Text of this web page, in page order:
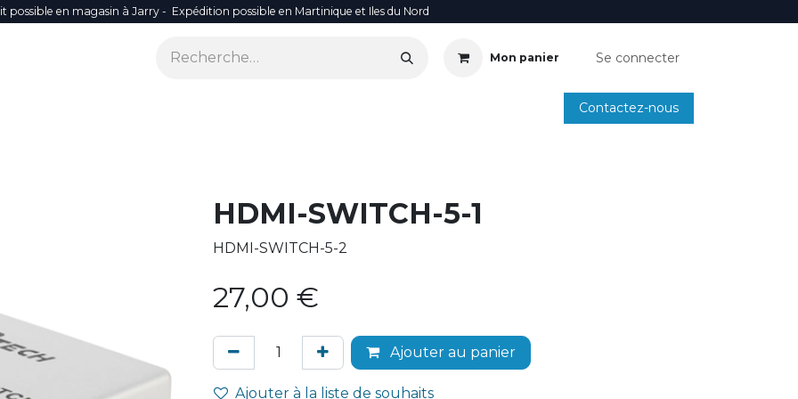
possible en magasin à Jarry - Expédition possible en Martinique et Iles du Nord
Mon panier Se connecter
ANNUAIRE INSTALLATEURS SMARTPHONE
Contactez-nous
HDMI-SWITCH-5-1
HDMI-SWITCH-5-2
27,00 €
Ajouter au panier
Ajouter à la liste de souhaits